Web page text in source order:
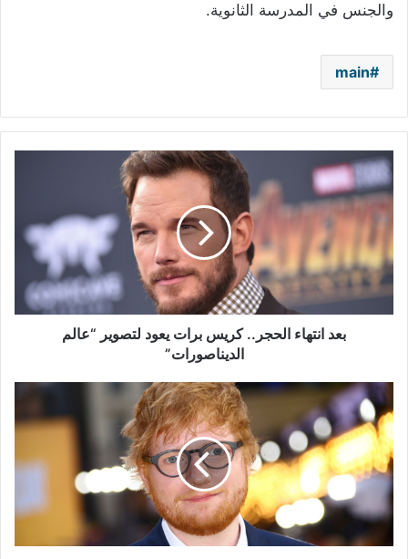
والجنس في المدرسة الثانوية.
main
بعد
انتهاء
الحجر..
كريس
برات
يعود
لتصوير
“عالم
الديناصورات”
بعد انتهاء الحجر.. كريس برات يعود لتصوير “عالم
الديناصورات”
شيران
يوقع
على
رسالة
لإنقاذ
الموسيقى